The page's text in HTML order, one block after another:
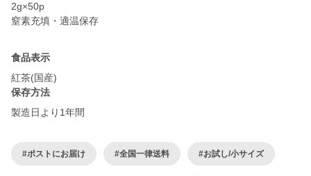
2g×50p
食品表示
紅茶(国産)
保存方法
製造日より1年間
#ポストにお届け #全国一律送料 #お試し/小サイズ